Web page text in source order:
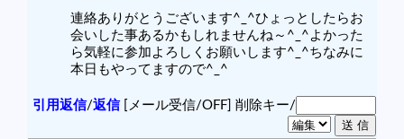
連絡ありがとうございます^_^ひょっとしたらお
会いした事あるかもしれませんね～^_^よかった
ら気軽に参加よろしくお願いします^_^ちなみに
本日もやってますので^_^
引用返信/返信[メール受信/OFF] 削除キー/